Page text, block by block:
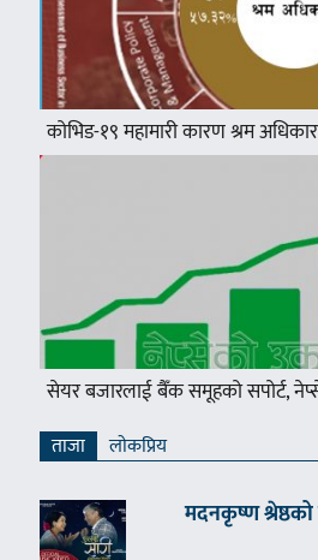
कोभिड-१९ महामारी कारण श्रम
सेयर बजारलाई बैँक समूहको सपोर्ट,
ताजा लाेकप्रिय
मदनकृष्ण श्रेष्ठको